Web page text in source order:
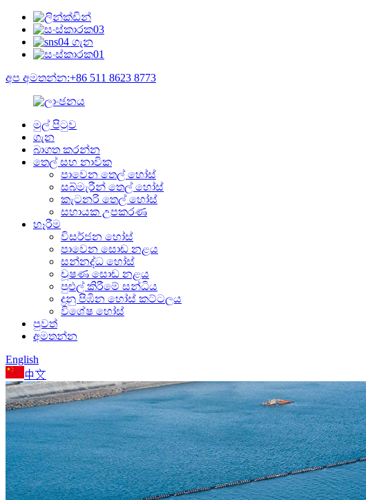
අප අමතන්න:+86 511 8623 8773
මුල් පිටුව
ගැන
බාගත කරන්න
තෙල් සහ නාවික
පාවෙන තෙල් හෝස්
සබ්මැරීන් තෙල් හෝස්
කැටනරි තෙල් හෝස්
සහායක උපකරණ
හෑරීම
විසර්ජන හෝස්
පාවෙන සොඬ නළය
සන්නද්ධ හෝස්
චූෂණ සොඬ නළය
පුළුල් කිරීමේ සන්ධිය
දුනු පිඹින හෝස් කට්ටලය
විශේෂ හෝස්
පුවත්
අමතන්න
English
中文